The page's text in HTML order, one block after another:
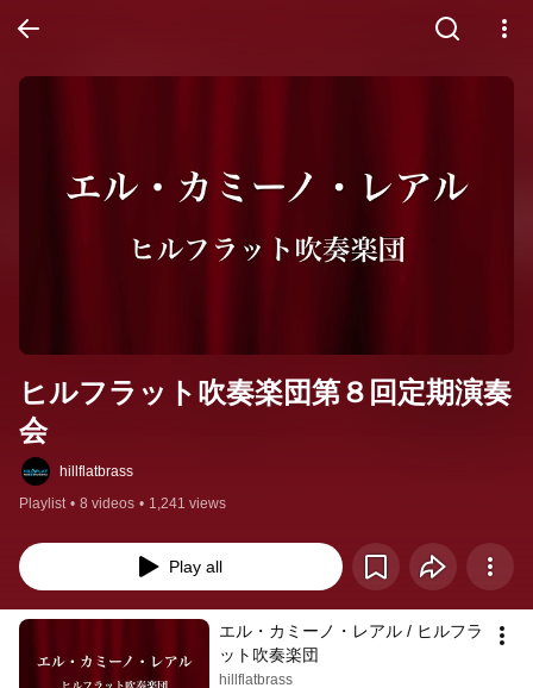
ヒルフラット吹奏楽団第８回定期演奏
会
hillflatbrass
Playlist • 8 videos • 1,241 views
Play all
エル・カミーノ・レアル / ヒルフラ
ット吹奏楽団
hillflatbrass